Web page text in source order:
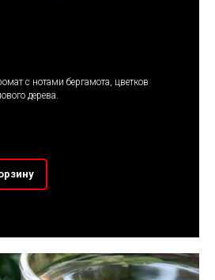
с нотами бергамота, цветков
дерева.